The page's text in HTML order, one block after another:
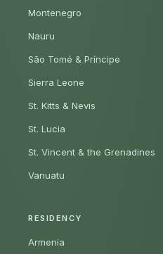
Montenegro
Nauru
São Tomé & Príncipe
Sierra Leone
St. Kitts & Nevis
St. Lucia
St. Vincent & the Grenadines
Vanuatu
RESIDENCY
Armenia